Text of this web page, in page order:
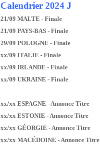
Calendrier 2024 J
21/09 MALTE - Finale
21/09 PAYS-BAS - Finale
29/09 POLOGNE - Finale
xx/09 ITALIE - Finale
xx/09 IRLANDE - Finale
xx/09 UKRAINE - Finale
xx/xx ESPAGNE - Annonce Titre
xx/xx ESTONIE - Annonce Titre
xx/xx GÉORGIE - Annonce Titre
xx/xx MACÉDOINE - Annonce Titre